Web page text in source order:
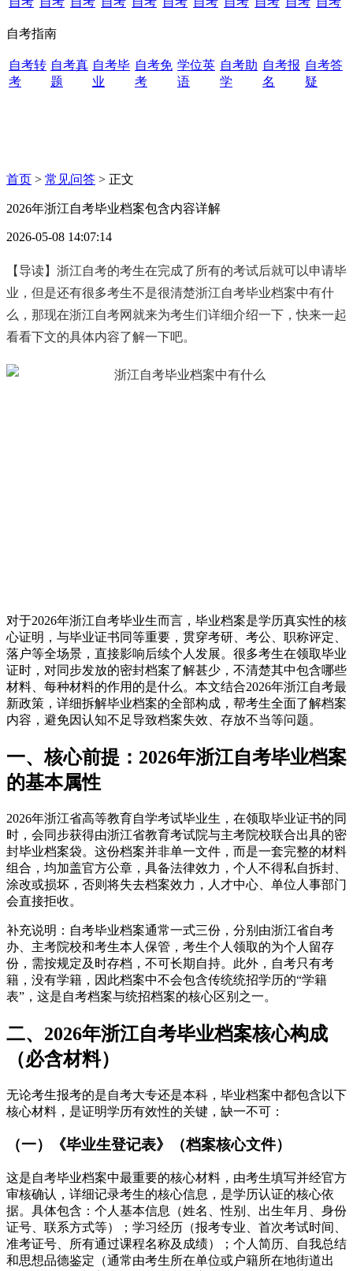
自考指南
自考转
考
自考真
题
自考毕
业
自考免
考
学位英
语
自考助
学
自考报
名
自考答
疑
首页 > 常见问答 > 正文
2026年浙江自考毕业档案包含内容详解
2026-05-08 14:07:14
【导读】浙江自考的考生在完成了所有的考试后就可以申请毕
业，但是还有很多考生不是很清楚浙江自考毕业档案中有什
么，那现在浙江自考网就来为考生们详细介绍一下，快来一起
看看下文的具体内容了解一下吧。
对于2026年浙江自考毕业生而言，毕业档案是学历真实性的核
心证明，与毕业证书同等重要，贯穿考研、考公、职称评定、
落户等全场景，直接影响后续个人发展。很多考生在领取毕业
证时，对同步发放的密封档案了解甚少，不清楚其中包含哪些
材料、每种材料的作用的是什么。本文结合2026年浙江自考最
新政策，详细拆解毕业档案的全部构成，帮考生全面了解档案
内容，避免因认知不足导致档案失效、存放不当等问题。
一、核心前提：2026年浙江自考毕业档案
的基本属性
2026年浙江省高等教育自学考试毕业生，在领取毕业证书的同
时，会同步获得由浙江省教育考试院与主考院校联合出具的密
封毕业档案袋。这份档案并非单一文件，而是一套完整的材料
组合，均加盖官方公章，具备法律效力，个人不得私自拆封、
涂改或损坏，否则将失去档案效力，人才中心、单位人事部门
会直接拒收。
补充说明：自考毕业档案通常一式三份，分别由浙江省自考
办、主考院校和考生本人保管，考生个人领取的为个人留存
份，需按规定及时存档，不可长期自持。此外，自考只有考
籍，没有学籍，因此档案中不会包含传统统招学历的“学籍
表”，这是自考档案与统招档案的核心区别之一。
二、2026年浙江自考毕业档案核心构成
（必含材料）
无论考生报考的是自考大专还是本科，毕业档案中都包含以下
核心材料，是证明学历有效性的关键，缺一不可：
（一）《毕业生登记表》（档案核心文件）
这是自考毕业档案中最重要的核心材料，由考生填写并经官方
审核确认，详细记录考生的核心信息，是学历认证的核心依
据。具体包含：个人基本信息（姓名、性别、出生年月、身份
证号、联系方式等）；学习经历（报考专业、首次考试时间、
准考证号、所有通过课程名称及成绩）；个人简历、自我总结
和思想品德鉴定（通常由考生所在单位或户籍所在地街道出